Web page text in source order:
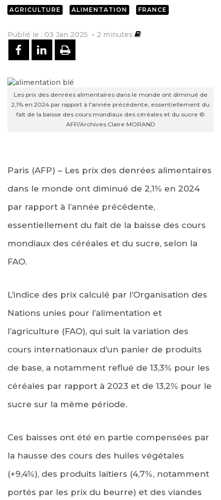
AGRICULTURE ALIMENTATION FRANCE
Publié le : 03 Jan 2025 2 minutes
PARTAGER SUR FACEBOOK
PARTAGER SUR LINKEDIN
IMPRIMER
Les prix des denrées alimentaires dans le monde ont diminué de
2,1% en 2024 par rapport à l'année précédente, essentiellement du
fait de la baisse des cours mondiaux des céréales et du sucre ©
AFP/Archives Claire MORAND
Paris (AFP) – Les prix des denrées alimentaires
dans le monde ont diminué de 2,1% en 2024
par rapport à l’année précédente,
essentiellement du fait de la baisse des cours
mondiaux des céréales et du sucre, selon la
FAO.
L’indice des prix calculé par l’Organisation des
Nations unies pour l’alimentation et
l’agriculture (FAO), qui suit la variation des
cours internationaux d’un panier de produits
de base, a notamment reflué de 13,3% pour les
céréales par rapport à 2023 et de 13,2% pour le
sucre sur la même période.
Ces baisses ont été en partie compensées par
la hausse des cours des huiles végétales
(+9,4%), des produits laitiers (4,7%, notamment
portés par les prix du beurre) et des viandes